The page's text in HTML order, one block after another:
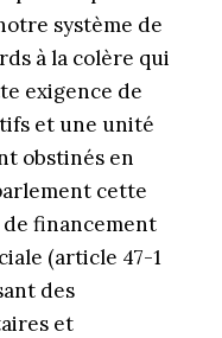
système de
à la colère qui
exigence de
et une unité
obstinés en
cette
financement
(article 47-1
des
et